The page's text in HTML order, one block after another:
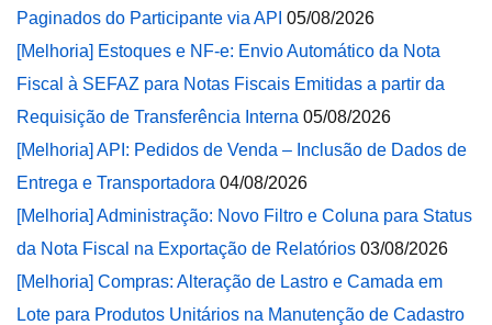
Paginados do Participante via API 05/08/2026
[Melhoria] Estoques e NF-e: Envio Automático da Nota
Fiscal à SEFAZ para Notas Fiscais Emitidas a partir da
Requisição de Transferência Interna 05/08/2026
[Melhoria] API: Pedidos de Venda – Inclusão de Dados de
Entrega e Transportadora 04/08/2026
[Melhoria] Administração: Novo Filtro e Coluna para Status
da Nota Fiscal na Exportação de Relatórios 03/08/2026
[Melhoria] Compras: Alteração de Lastro e Camada em
Lote para Produtos Unitários na Manutenção de Cadastro